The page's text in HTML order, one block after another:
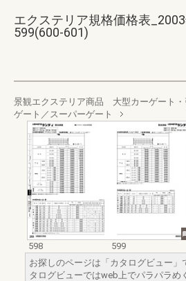
エクステリア規格価格表
599(600-601)
景観エクステリア商品 大型カーゲート
ゲート／スーパーゲート
598
599
お探しのページは「カタログビュー」
タログビューではweb上でパラパラめ